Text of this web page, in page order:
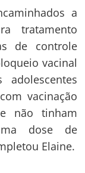
a
tratamento
de controle
vacinal
vacinação
não tinham
dose de
Elaine.